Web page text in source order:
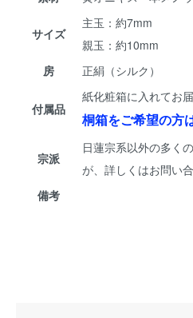
サイズ
主玉：約7mm
親玉：約10mm
房
正絹（シルク）
付属品
紙化粧箱に入れてお届
桐箱をご希望の方
宗派
日蓮宗系以外の多く
が、詳しくはお問い
備考